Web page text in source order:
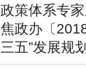
政策体系专
焦政办〔
三五”发展规